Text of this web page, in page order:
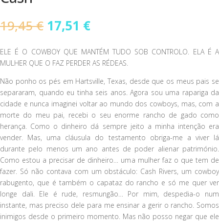
19,45€ O
preço
original
era:
19,45 €.
17,51 €O
atual
é:
17,51 €.
ELE É O COWBOY QUE MANTÉM TUDO SOB CONTROLO. ELA É A
MULHER QUE O FAZ PERDER AS RÉDEAS.
Não ponho os pés em Hartsville, Texas, desde que os meus pais se
separaram, quando eu tinha seis anos. Agora sou uma rapariga da
cidade e nunca imaginei voltar ao mundo dos cowboys, mas, com a
morte do meu pai, recebi o seu enorme rancho de gado como
herança. Como o dinheiro dá sempre jeito a minha intenção era
vender. Mas, uma cláusula do testamento obriga-me a viver lá
durante pelo menos um ano antes de poder alienar património.
Como estou a precisar de dinheiro… uma mulher faz o que tem de
fazer. Só não contava com um obstáculo: Cash Rivers, um cowboy
rabugento, que é também o capataz do rancho e só me quer ver
longe dali. Ele é rude, resmungão… Por mim, despedia-o num
instante, mas preciso dele para me ensinar a gerir o rancho. Somos
inimigos desde o primeiro momento. Mas não posso negar que ele